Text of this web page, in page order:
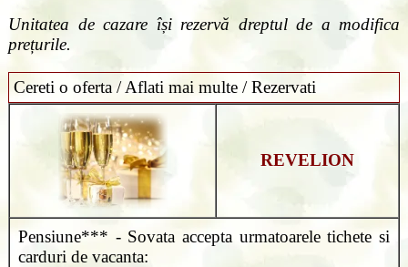
Unitatea de cazare își rezervă dreptul de a modifica
prețurile.
Cereti o oferta / Aflati mai multe / Rezervati
REVELION
Pensiune*** - Sovata accepta urmatoarele tichete si
carduri de vacanta: